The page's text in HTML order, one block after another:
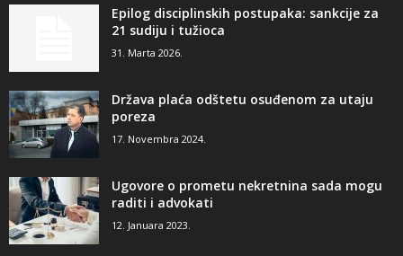
Epilog disciplinskih postupaka: sankcije za
21 sudiju i tužioca
31. Marta 2026.
Država plaća odštetu osuđenom za utaju
poreza
17. Novembra 2024.
Ugovore o prometu nekretnina sada mogu
raditi i advokati
12. Januara 2023.